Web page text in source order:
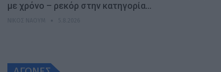
με χρόνο – ρεκόρ στην κατηγορία…